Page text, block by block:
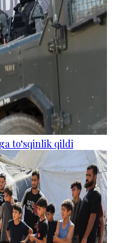
to‘sqinlik qildi